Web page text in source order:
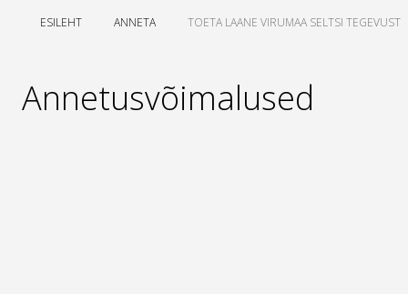
ESILEHT ANNETA TOETA LAANE VIRUMAA SELTSI TEGEVUST
Annetusvõimalused